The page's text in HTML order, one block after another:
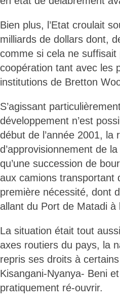
Bien plus, l’Etat croulait
milliards de dollars dont,
comme si cela ne
coopération tant avec les
institutions de Bretton
S’agissant
développement n’est
début de l’année 2001,
d’approvisionnement de
qu’une succession de
aux camions transportant
première nécessité, dont
allant du Port de Matadi à
La situation était tout
axes routiers du pays, la
repris ses droits à
Kisangani-Nyanya- Beni
pratiquement ré-ouvrir.